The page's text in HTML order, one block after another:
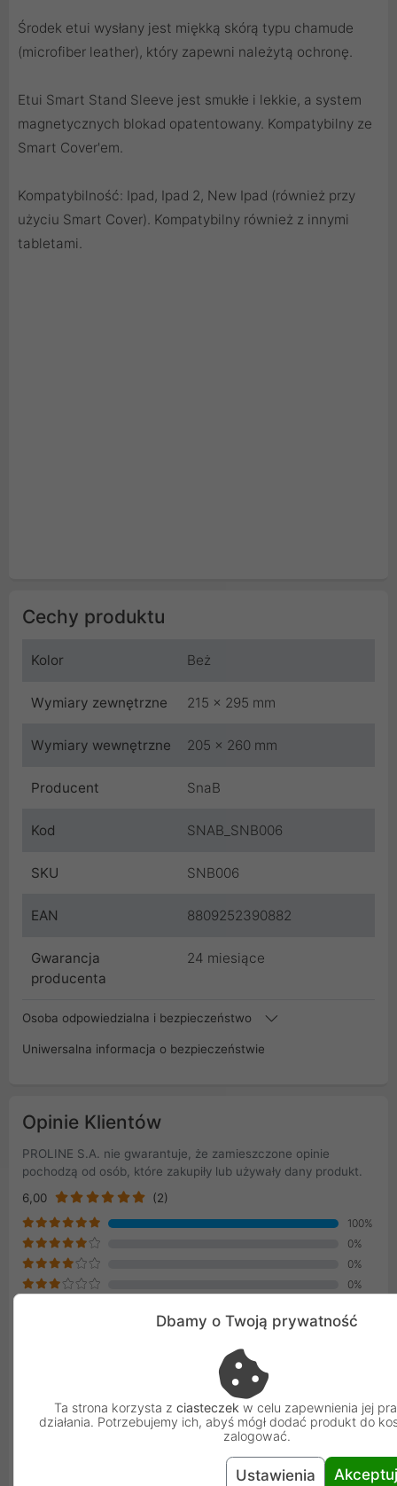
Środek etui wysłany jest miękką skórą typu chamude
(microfiber leather), który zapewni należytą ochronę.
Etui Smart Stand Sleeve jest smukłe i lekkie, a system
magnetycznych blokad opatentowany. Kompatybilny ze
Smart Cover'em.
Kompatybilność: Ipad, Ipad 2, New Ipad (również przy
użyciu Smart Cover). Kompatybilny również z innymi
tabletami.
Cechy produktu
Kolor Beż
Wymiary zewnętrzne 215 x 295 mm
Wymiary wewnętrzne 205 x 260 mm
Producent SnaB
Kod SNAB_SNB006
SKU SNB006
EAN 8809252390882
Gwarancja
producenta
24 miesiące
Osoba odpowiedzialna i bezpieczeństwo
Uniwersalna informacja o bezpieczeństwie
Opinie Klientów
PROLINE S.A. nie gwarantuje, że zamieszczone opinie
pochodzą od osób, które zakupiły lub używały dany produkt.
6,00
(2)
100%
0%
0%
0%
0%
Dodaj opinię
Ostatnio dodane
Dbamy o Twoją prywatność
Ta strona korzysta z ciasteczek w celu zapewnienia jej
działania. Potrzebujemy ich, abyś mógł dodać produkt do
zalogować.
Ustawienia